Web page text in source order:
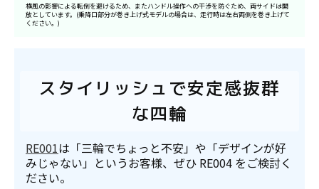
横風の影響による転倒を避けるため、またハンドル操作への干渉を防ぐため、両サイドは開
放としています。(乗降口部分が巻き上げ式モデルの場合は、走行時は左右両側を巻き上げて
ください。)
スタイリッシュで安定感抜群
な四輪
RE001は「三輪でちょっと不安」や「デザインが好
みじゃない」というお客様、ぜひ RE004 をご検討く
ださい。